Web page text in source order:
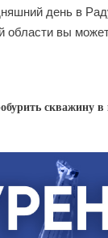
день в
области вы
скважину в